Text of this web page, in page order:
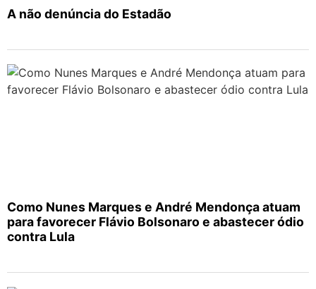
A não denúncia do Estadão
Como Nunes Marques e André Mendonça atuam
para favorecer Flávio Bolsonaro e abastecer ódio
contra Lula